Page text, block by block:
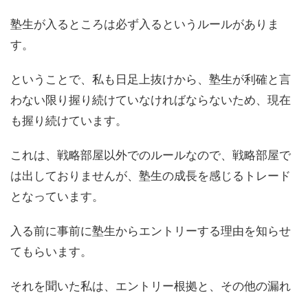
塾生が入るところは必ず入るというルールがありま
す。
ということで、私も日足上抜けから、塾生が利確と言
わない限り握り続けていなければならないため、現在
も握り続けています。
これは、戦略部屋以外でのルールなので、戦略部屋で
は出しておりませんが、塾生の成長を感じるトレード
となっています。
入る前に事前に塾生からエントリーする理由を知らせ
てもらいます。
それを聞いた私は、エントリー根拠と、その他の漏れ